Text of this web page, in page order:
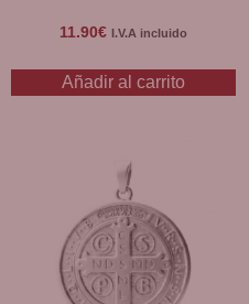
11.90€ I.V.A incluido
Añadir al carrito